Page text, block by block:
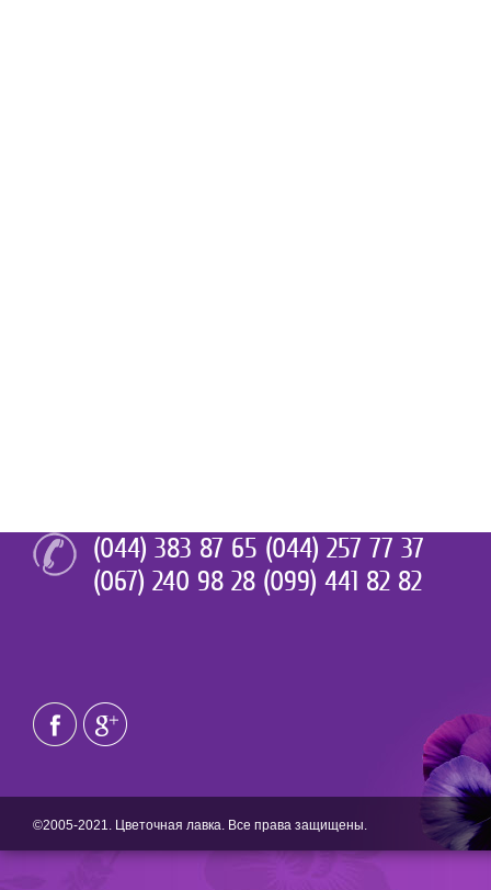
(044) 383 87 65 (044) 257 77 37
(067) 240 98 28 (099) 441 82 82
©2005-2021. Цветочная лавка. Все права защищены.